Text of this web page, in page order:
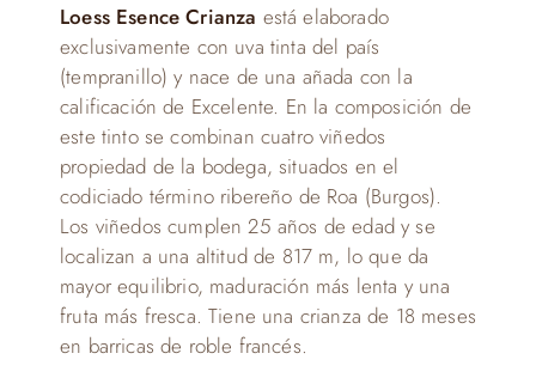
Loess Esence Crianza está elaborado
exclusivamente con uva tinta del país
(tempranillo) y nace de una añada con la
calificación de Excelente. En la composición de
este tinto se combinan cuatro viñedos
propiedad de la bodega, situados en el
codiciado término ribereño de Roa (Burgos).
Los viñedos cumplen 25 años de edad y se
localizan a una altitud de 817 m, lo que da
mayor equilibrio, maduración más lenta y una
fruta más fresca. Tiene una crianza de 18 meses
en barricas de roble francés.